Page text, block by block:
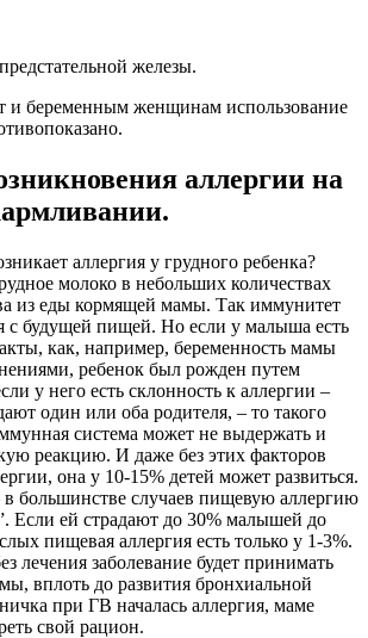
железы.
и беременным женщинам использование
аллергии на
аллергия у грудного ребенка?
молоко в небольших количествах
из еды кормящей мамы. Так иммунитет
с будущей пищей. Но если у малыша есть
как, например, беременность мамы
ребенок был рожден путем
у него есть склонность к аллергии –
один или оба родителя, – то такого
система может не выдержать и
реакцию. И даже без этих факторов
она у 10-15% детей может развиться.
большинстве случаев пищевую аллергию
Если ей страдают до 30% малышей до
пищевая аллергия есть только у 1-3%.
лечения заболевание будет принимать
вплоть до развития бронхиальной
при ГВ началась аллергия, маме
свой рацион.